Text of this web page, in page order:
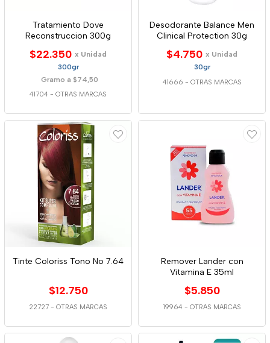
Tratamiento Dove
Reconstruccion 300g
$22.350 x Unidad
300gr
Gramo a $74,50
41704 - OTRAS MARCAS
Desodorante Balance Men
Clinical Protection 30g
$4.750 x Unidad
30gr
41666 - OTRAS MARCAS
Tinte Coloriss Tono No 7.64
$12.750
22727 - OTRAS MARCAS
Remover Lander con
Vitamina E 35ml
$5.850
19964 - OTRAS MARCAS